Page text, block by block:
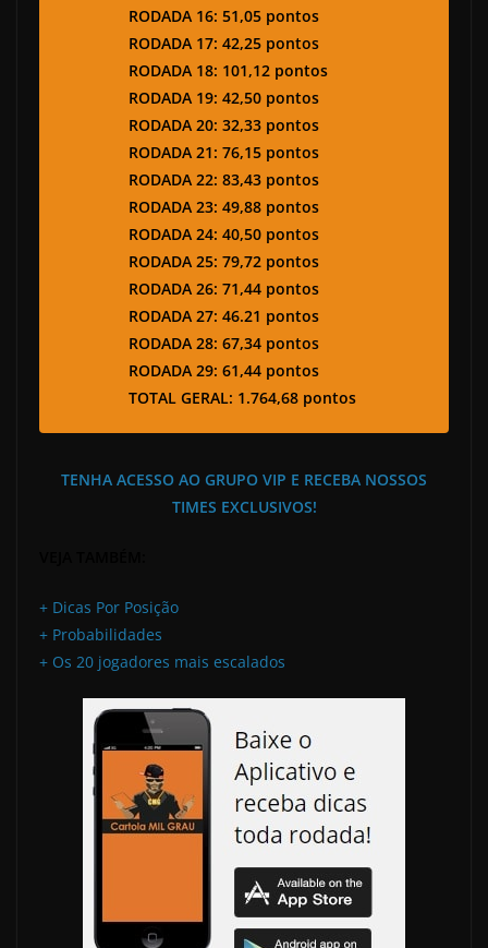
RODADA 16: 51,05 pontos
RODADA 17: 42,25 pontos
RODADA 18: 101,12 pontos
RODADA 19: 42,50 pontos
RODADA 20: 32,33 pontos
RODADA 21: 76,15 pontos
RODADA 22: 83,43 pontos
RODADA 23: 49,88 pontos
RODADA 24: 40,50 pontos
RODADA 25: 79,72 pontos
RODADA 26: 71,44 pontos
RODADA 27: 46.21 pontos
RODADA 28: 67,34 pontos
RODADA 29: 61,44 pontos
TOTAL GERAL: 1.764,68 pontos
TENHA ACESSO AO GRUPO VIP E RECEBA NOSSOS
TIMES EXCLUSIVOS!
+ Dicas Por Posição
+ Probabilidades
+ Os 20 jogadores mais escalados